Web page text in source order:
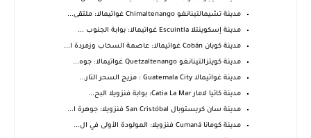
مدينة تشيمالتينانغو Chimaltenango غواتيمالا: ملتقى...
مدينة إسكوينتلا Escuintla غواتيمالا: بوابة الجنوب ...
مدينة كوبان Cobán غواتيمالا: عاصمة السحاب وزمردة ا...
مدينة كويتزالتينانغو Quetzaltenango غواتيمالا: جوه...
مدينة غواتيمالا Guatemala City : مزيج السحر التار...
مدينة كاتيا لامار Catia La Mar: بوابة فنزويلا البح...
مدينة سان كريستوبال San Cristóbal فنزويلا: جوهرة ا...
مدينة كومانا Cumaná فنزويلا: المولودة الأولى في ال...